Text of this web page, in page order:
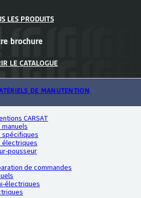
LES PRODUITS
brochure
LE CATALOGUE
DE MANUTENTION
CARSAT
spécifiques
électriques
pousseur
de commandes
électriques